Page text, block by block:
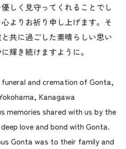
しく見守ってくれることでし
よりお祈り申し上げます。そ
共に過ごした素晴らしい思い
輝き続けますように。
and cremation of Gonta,
Kanagawa
memories shared with us by the
love and bond with Gonta.
Gonta was to their family and